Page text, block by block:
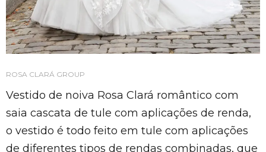
ROSA CLARÁ GROUP
Vestido de noiva Rosa Clará romântico com
saia cascata de tule com aplicações de renda,
o vestido é todo feito em tule com aplicações
de diferentes tipos de rendas combinadas, que